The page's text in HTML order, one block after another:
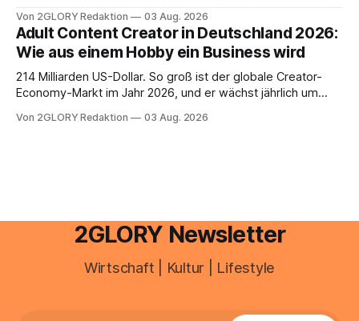
Drogerie – mehr ist zeitlich oft nicht drin. Dabei reagiert die
Haut empfindlich auf Stress, Schlafmangel und
Umwelteinflüsse: Sie wirkt müde, spannt oder neigt zu
Unreinheiten. Professionelle
Von 2GLORY Redaktion 03 Aug. 2026
Adult Content Creator in Deutschland 2026:
Wie aus einem Hobby ein Business wird
214 Milliarden US-Dollar. So groß ist der globale Creator-
Economy-Markt im Jahr 2026, und er wächst jährlich um
ist längst ein ernstzunehmender Wirtschaftszweig. Weltweit
Von 2GLORY Redaktion 03 Aug. 2026
2GLORY Newsletter
Wirtschaft | Kultur | Lifestyle